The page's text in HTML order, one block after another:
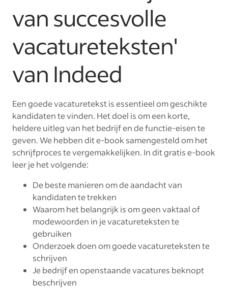
van succesvolle
vacatureteksten'
van Indeed
Een goede vacaturetekst is essentieel om geschikte
kandidaten te vinden. Het doel is om een korte,
heldere uitleg van het bedrijf en de functie-eisen te
geven. We hebben dit e-book samengesteld om het
schrijfproces te vergemakkelijken. In dit gratis e-book
leer je het volgende:
De beste manieren om de aandacht van
kandidaten te trekken
Waarom het belangrijk is om geen vaktaal of
modewoorden in je vacatureteksten te
gebruiken
Onderzoek doen om goede vacatureteksten te
schrijven
Je bedrijf en openstaande vacatures beknopt
beschrijven